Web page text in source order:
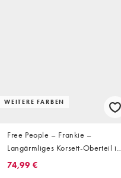
WEITERE FARBEN
Free People – Frankie –
Langärmliges Korsett-Oberteil in
Schwarz
74,99 €